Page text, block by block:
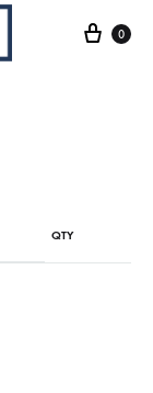
Cart
0
QTY